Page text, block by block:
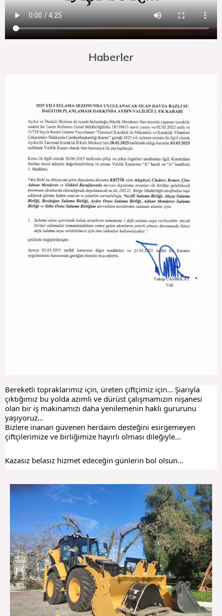
Haberler
Bereketli topraklarımız için, üreten çiftçimiz için... Şiarıyla
çıktığımız bu yolda azimli ve dürüst çalışmamızın nişanesi
olan bir iş makinamızı daha yenilemenin haklı gururunu
yaşıyoruz...
Bizlere inanan güvenen herdaim desteğini esirgemeyen
çiftçilerimize ve birliğimize hayırlı olması dileğiyle...
Kazasız belasız hizmet edeceğin günlerin bol olsun...